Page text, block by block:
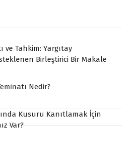
ve Tahkim: Yargıtay
Birleştirici Bir Makale
Nedir?
Kusuru Kanıtlamak İçin
Var?